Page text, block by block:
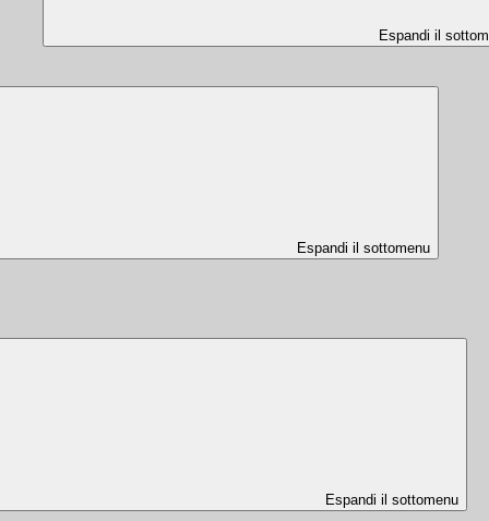
Espandi il
Espandi il sottomenu
Espandi il sottomenu